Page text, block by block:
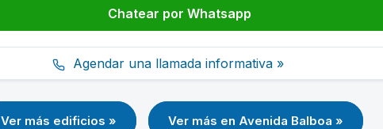
Chatear por Whatsapp
Agendar una llamada informativa »
Ver más edificios » Ver más en Avenida Balboa »